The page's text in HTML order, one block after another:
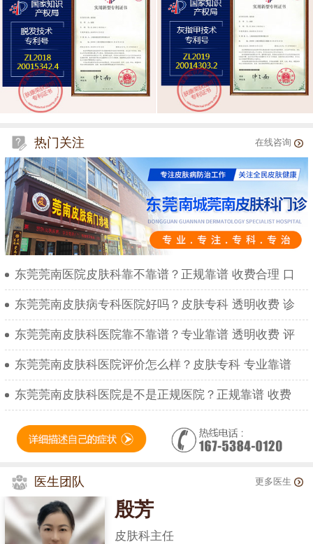
热门关注 在线咨询
东莞莞南医院皮肤科靠不靠谱？正规靠谱 收费合理 口
东莞莞南皮肤病专科医院好吗？皮肤专科 透明收费 诊
东莞莞南皮肤科医院靠不靠谱？专业靠谱 透明收费 评
东莞莞南皮肤科医院评价怎么样？皮肤专科 专业靠谱
东莞莞南皮肤科医院是不是正规医院？正规靠谱 收费
医生团队 更多医生
殷芳
皮肤科主任